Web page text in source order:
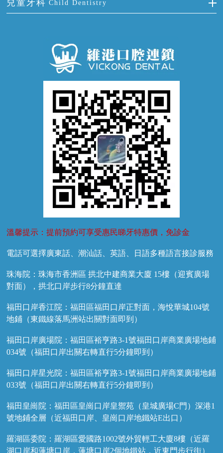
牙貼面
牙痛
牙科通識
牙齦炎
牙齦萎縮
兒童牙科 Child Dentistry
溫馨提示：提前預約可享受惠民睇牙特惠價，免診金
電話可選擇廣東話、潮汕話、英語、日語多種語言接診服務
珠海院：珠海市香洲區 拱北中建商業大廈 15樓（迎賓廣場
對面），拱北口岸步行8分鐘直達
福田口岸香江院：福田區福田口岸正對面，海悅華城104號
地鋪（東鐵線落馬洲站出關對面即到）
福田口岸廣場院：福田區裕亨路3-1號福田口岸商業廣場地鋪
034號（福田口岸出關右轉直行5分鐘即到）
福田口岸星光院：福田區裕亨路3-1號福田口岸商業廣場地鋪
033號（福田口岸出關右轉直行5分鐘即到）
福田皇崗院：福田區皇崗口岸皇禦苑（皇城廣場C門）深港1
號地鋪全層（近福田口岸、皇崗口岸地鐵站E出口）
羅湖區委院：羅湖區愛國路1002號外貿輕工大廈8樓（近羅
湖口岸和蓮塘口岸，蓮塘口岸2個地鐵站，近東門步行街）